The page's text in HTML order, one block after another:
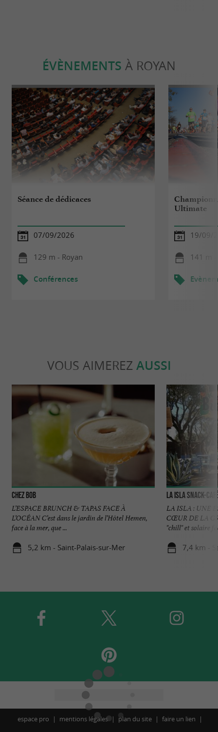
ÉVÈNEMENTS À ROYAN
Séance de dédicaces
07/09/2026
129 m - Royan
Conférences
Ultimate
19/09/
141 m
VOUS AIMEREZ AUSSI
Chez Bob
L’ESPACE BRUNCH & TAPAS FACE À
L’OCÉAN C’est dans le jardin de l’Hôtel Hemen,
face à la mer, que ...
5,2 km - Saint-Palais-sur-Mer
La Isla Snack-
LA ISLA : UNE
CŒUR DE LA
"chill" et solaire
7,4 km -
espace pro mentions légales plan du site
faire un lien